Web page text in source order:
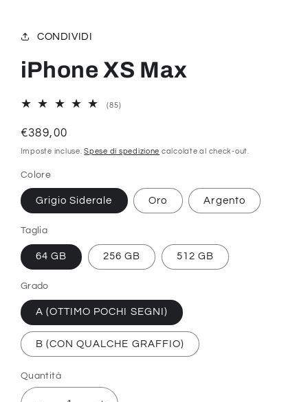
1
in
modale
CONDIVIDI
iPhone XS Max
(85)85
Prezzo
di
€389,00
Imposte incluse.Spese di spedizione calcolate al check-out.
Colore
Grigio Siderale Oro Argento
Taglia
64 GB 256 GB 512 GB
Grado
A (OTTIMO POCHI SEGNI)
B (CON QUALCHE GRAFFIO)
Quantità